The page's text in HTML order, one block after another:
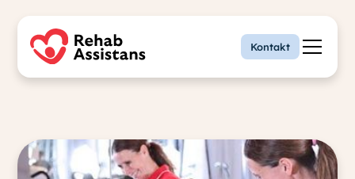
Kontakt